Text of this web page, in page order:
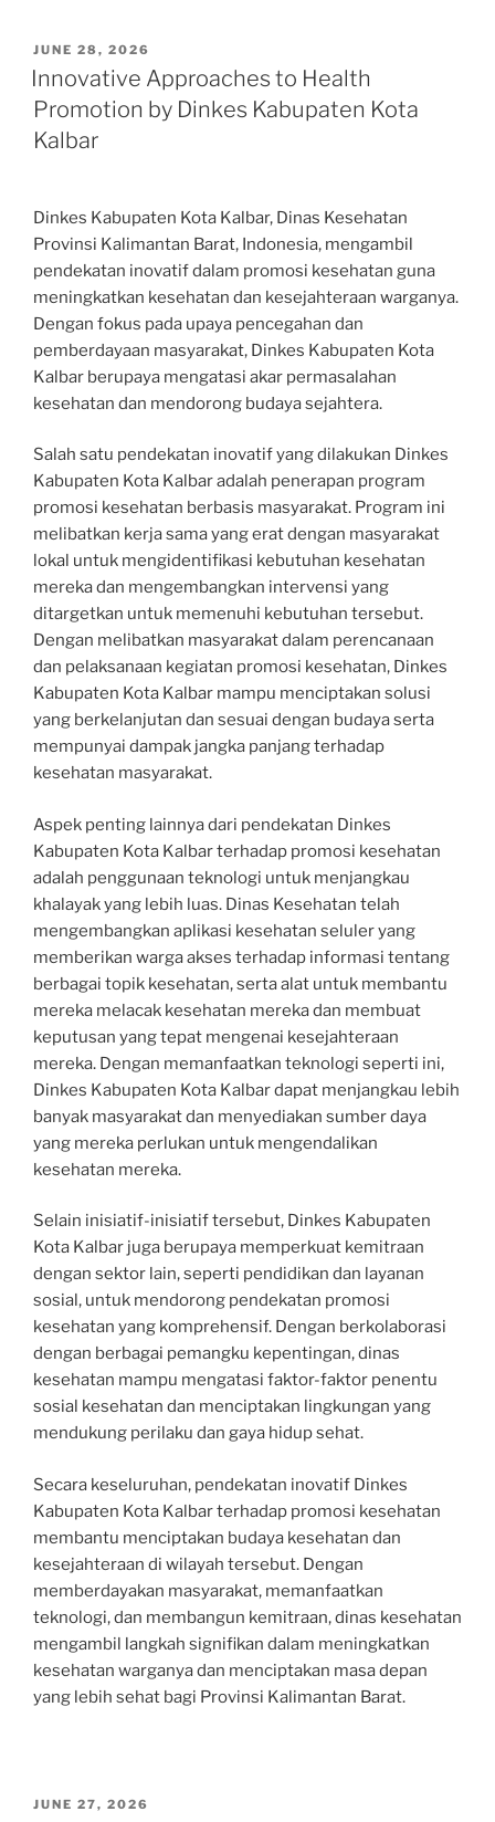
POSTED
ON
JUNE 28, 2026
Innovative Approaches to Health
Promotion by Dinkes Kabupaten Kota
Kalbar
Dinkes Kabupaten Kota Kalbar, Dinas Kesehatan
Provinsi Kalimantan Barat, Indonesia, mengambil
pendekatan inovatif dalam promosi kesehatan guna
meningkatkan kesehatan dan kesejahteraan warganya.
Dengan fokus pada upaya pencegahan dan
pemberdayaan masyarakat, Dinkes Kabupaten Kota
Kalbar berupaya mengatasi akar permasalahan
kesehatan dan mendorong budaya sejahtera.
Salah satu pendekatan inovatif yang dilakukan Dinkes
Kabupaten Kota Kalbar adalah penerapan program
promosi kesehatan berbasis masyarakat. Program ini
melibatkan kerja sama yang erat dengan masyarakat
lokal untuk mengidentifikasi kebutuhan kesehatan
mereka dan mengembangkan intervensi yang
ditargetkan untuk memenuhi kebutuhan tersebut.
Dengan melibatkan masyarakat dalam perencanaan
dan pelaksanaan kegiatan promosi kesehatan, Dinkes
Kabupaten Kota Kalbar mampu menciptakan solusi
yang berkelanjutan dan sesuai dengan budaya serta
mempunyai dampak jangka panjang terhadap
kesehatan masyarakat.
Aspek penting lainnya dari pendekatan Dinkes
Kabupaten Kota Kalbar terhadap promosi kesehatan
adalah penggunaan teknologi untuk menjangkau
khalayak yang lebih luas. Dinas Kesehatan telah
mengembangkan aplikasi kesehatan seluler yang
memberikan warga akses terhadap informasi tentang
berbagai topik kesehatan, serta alat untuk membantu
mereka melacak kesehatan mereka dan membuat
keputusan yang tepat mengenai kesejahteraan
mereka. Dengan memanfaatkan teknologi seperti ini,
Dinkes Kabupaten Kota Kalbar dapat menjangkau lebih
banyak masyarakat dan menyediakan sumber daya
yang mereka perlukan untuk mengendalikan
kesehatan mereka.
Selain inisiatif-inisiatif tersebut, Dinkes Kabupaten
Kota Kalbar juga berupaya memperkuat kemitraan
dengan sektor lain, seperti pendidikan dan layanan
sosial, untuk mendorong pendekatan promosi
kesehatan yang komprehensif. Dengan berkolaborasi
dengan berbagai pemangku kepentingan, dinas
kesehatan mampu mengatasi faktor-faktor penentu
sosial kesehatan dan menciptakan lingkungan yang
mendukung perilaku dan gaya hidup sehat.
Secara keseluruhan, pendekatan inovatif Dinkes
Kabupaten Kota Kalbar terhadap promosi kesehatan
membantu menciptakan budaya kesehatan dan
kesejahteraan di wilayah tersebut. Dengan
memberdayakan masyarakat, memanfaatkan
teknologi, dan membangun kemitraan, dinas kesehatan
mengambil langkah signifikan dalam meningkatkan
kesehatan warganya dan menciptakan masa depan
yang lebih sehat bagi Provinsi Kalimantan Barat.
POSTED
JUNE 27, 2026